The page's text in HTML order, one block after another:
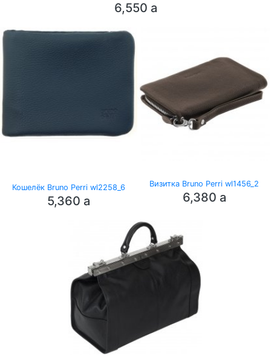
6,550 a
Кошелёк Bruno Perri wl2258_6
5,360 a
Визитка Bruno Perri wl1456_2
6,380 a